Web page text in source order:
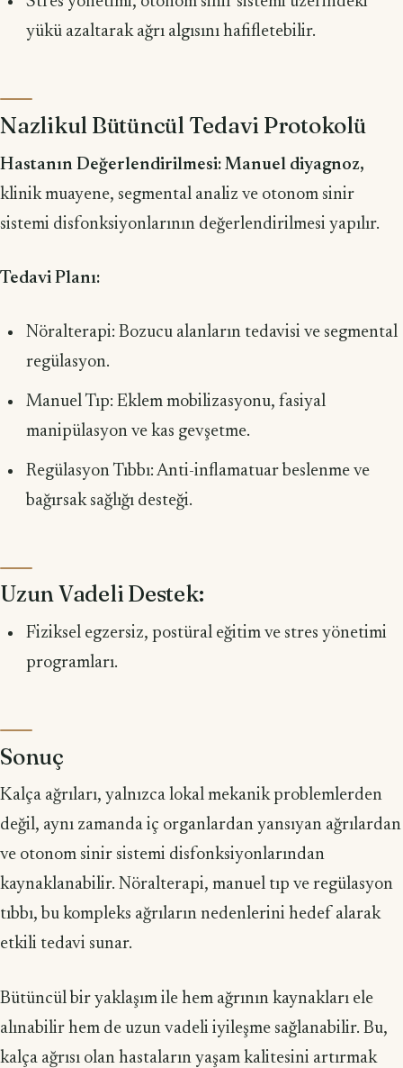
yükü azaltarak ağrı algısını hafifletebilir.
Nazlikul Bütüncül Tedavi Protokolü
Hastanın Değerlendirilmesi: Manuel diyagnoz,
klinik muayene, segmental analiz ve otonom sinir
sistemi disfonksiyonlarının değerlendirilmesi yapılır.
Tedavi Planı:
Nöralterapi: Bozucu alanların tedavisi ve segmental
regülasyon.
Manuel Tıp: Eklem mobilizasyonu, fasiyal
manipülasyon ve kas gevşetme.
Regülasyon Tıbbı: Anti-inflamatuar beslenme ve
bağırsak sağlığı desteği.
Uzun Vadeli Destek:
Fiziksel egzersiz, postüral eğitim ve stres yönetimi
programları.
Sonuç
Kalça ağrıları, yalnızca lokal mekanik problemlerden
değil, aynı zamanda iç organlardan yansıyan ağrılardan
ve otonom sinir sistemi disfonksiyonlarından
kaynaklanabilir. Nöralterapi, manuel tıp ve regülasyon
tıbbı, bu kompleks ağrıların nedenlerini hedef alarak
etkili tedavi sunar.
Bütüncül bir yaklaşım ile hem ağrının kaynakları ele
alınabilir hem de uzun vadeli iyileşme sağlanabilir. Bu,
kalça ağrısı olan hastaların yaşam kalitesini artırmak